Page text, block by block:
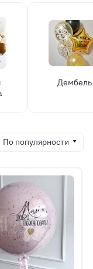
Дембель
По популярности